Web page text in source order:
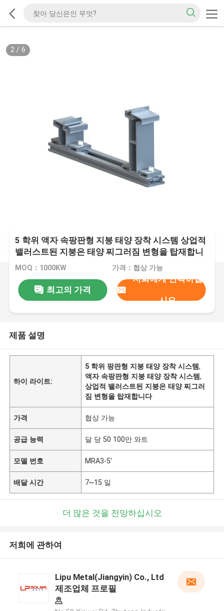
2/ 6
5 학위 액자 속팡판형 지붕 태양 장착 시스템 상업적
밸러스트된 지붕은 태양 찌그러짐 변형을 탑재합니
다
MOQ：1000KW 가격：협상 가능
최고의 가격
저희에게 연락하십
시오
제품 설명
하이 라이트:
5 학위 팡판형 지붕 태양 장착 시스템,
액자 속팡판형 지붕 태양 장착 시스템,
상업적 밸러스트된 지붕은 태양 찌그러
짐 변형을 탑재합니다
가격 협상 가능
공급 능력 달 당 50 100만 와트
모델 번호 MRA3-5'
배달 시간 7~15 일
더 많은 것을 전망하십시오
저희에 관하여
Lipu Metal(Jiangyin) Co., Ltd
제조업체 프로필